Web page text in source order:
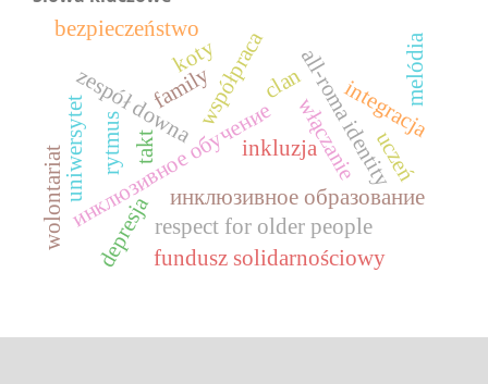
инклюзивное образование
инклюзивное обучение
zespół downa
depresja
wolontariat
all-roma identity
respect for older people
clan
family
inkluzja
uniwersytet
współpraca integracja
włączanie uczeń
koty
rytmus takt
melódia
fundusz solidarnościowy
bezpieczeństwo